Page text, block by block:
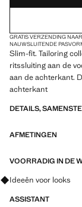
GRATIS VERZENDING
NAUWSLUITENDE
Slim-fit. Tailoring
ritssluiting aan de
aan de achterkant.
achterkant
DETAILS,
AFMETINGEN
VOORRADIG IN DE
Vraag om
Ideeën voor looks
ASSISTANT